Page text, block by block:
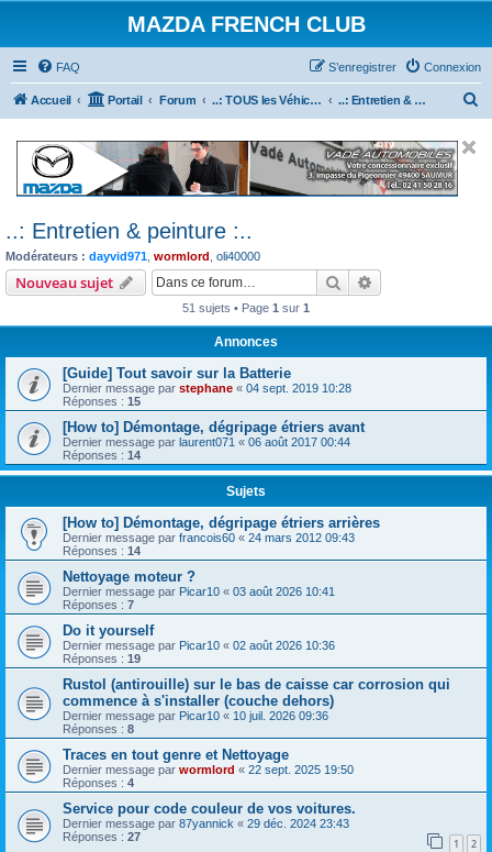
MAZDA FRENCH CLUB
FAQ Connexion
S’enregistrer
Accueil Portail Forum ..: TOUS les Véhicules MAZDA :.. ..: Entretien & peinture :..
..: Entretien & peinture :..
Modérateurs : dayvid971 wormlord oli40000
Nouveau sujet Rechercher
51 sujets • Page 1 sur 1
Annonces
[Guide] Tout savoir sur la Batterie
Dernier message par stephane « 04 sept. 2019 10:28
Réponses : 15
[How to] Démontage, dégripage étriers avant
Dernier message par laurent071 « 06 août 2017 00:44
Réponses : 14
Sujets
[How to] Démontage, dégripage étriers arrières
Dernier message par francois60 « 24 mars 2012 09:43
Réponses : 14
Nettoyage moteur ?
Dernier message par Picar10 « 03 août 2026 10:41
Réponses : 7
Do it yourself
Dernier message par Picar10 « 02 août 2026 10:36
Réponses : 19
Rustol (antirouille) sur le bas de caisse car corrosion qui
commence à s'installer (couche dehors)
Dernier message par Picar10 « 10 juil. 2026 09:36
Réponses : 8
Traces en tout genre et Nettoyage
Dernier message par wormlord « 22 sept. 2025 19:50
Réponses : 4
Service pour code couleur de vos voitures.
Dernier message par 87yannick « 29 déc. 2024 23:43
Réponses : 27 1 2